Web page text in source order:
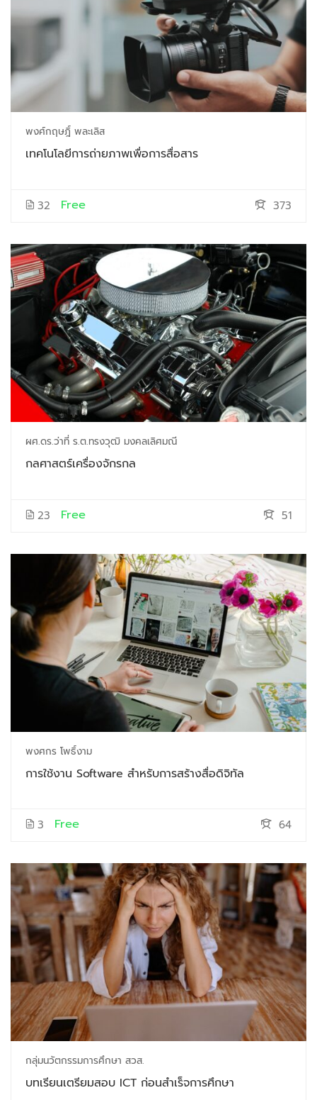
พงศ์กฤษฎิ์ พละเลิส
เทคโนโลยีการถ่ายภาพเพื่อการสื่อสาร
32 373
Free
ผศ.ดร.ว่าที่ ร.ต.ทรงวุฒิ มงคลเลิศมณี
กลศาสตร์เครื่องจักรกล
23 51
Free
พงศกร โพธิ์งาม
การใช้งาน Software สำหรับการสร้างสื่อดิจิทัล
3 64
Free
กลุ่มนวัตกรรมการศึกษา สวส.
บทเรียนเตรียมสอบ ICT ก่อนสำเร็จการศึกษา